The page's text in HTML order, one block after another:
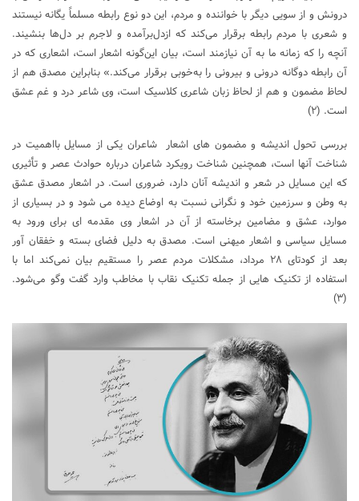
درونش و از سویی دیگر با خواننده و مردم، این دو نوع رابطه مسلماً یگانه نیستند
و شعری با مردم رابطه برقرار می‌کند که ازدل‌برآمده و لاجرم بر دل‌ها بنشیند.
آنچه را که زمانه ما به آن نیازمند است، بیان این‌گونه اشعار است، اشعاری که در
آن رابطه دوگانه درونی و بیرونی را به‌خوبی برقرار می‌کند.» بنابراین مصدق هم از
لحاظ مضمون و هم از لحاظ زبان شاعری کلاسیک است، وی شاعر درد و غم عشق
است. (۲)
بررسی تحول اندیشه و مضمون های اشعار شاعران یکی از مسایل بااهمیت در
شناخت آنها است، همچنین شناخت رویکرد شاعران درباره حوادث عصر و تأثیری
که این مسایل در شعر و اندیشه آنان دارد، ضروری است. در اشعار مصدق عشق
به وطن و سرزمین خود و نگرانی نسبت به اوضاع دیده می شود و در بسیاری از
موارد، عشق و مضامین برخاسته از آن در اشعار وی مقدمه ای برای ورود به
مسایل سیاسی و اشعار میهنی است. مصدق به دلیل فضای بسته و خفقان آور
بعد از کودتای ۲۸ مرداد، مشکلات مردم عصر را مستقیم بیان نمی‌کند اما با
استفاده از تکنیک هایی از جمله تکنیک نقاب با مخاطب وارد گفت وگو می‌شود.
(۳)